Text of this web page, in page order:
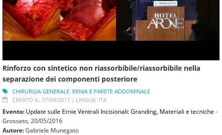
Rinforzo con sintetico non riassorbibile/riassorbibile nella
separazione dei componenti posteriore
CHIRURGIA GENERALE ERNIA E PARETE ADDOMINALE
CREATO IL: 07/04/2017 | LINGUA: ITA
Evento: Update sulle Ernie Ventrali Incisionali: Granding, Materiali e tecniche -
Grosseto, 20/05/2016
Autore:Gabriele Munegato